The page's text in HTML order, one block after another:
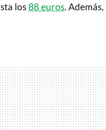
los 88 euros. Además,